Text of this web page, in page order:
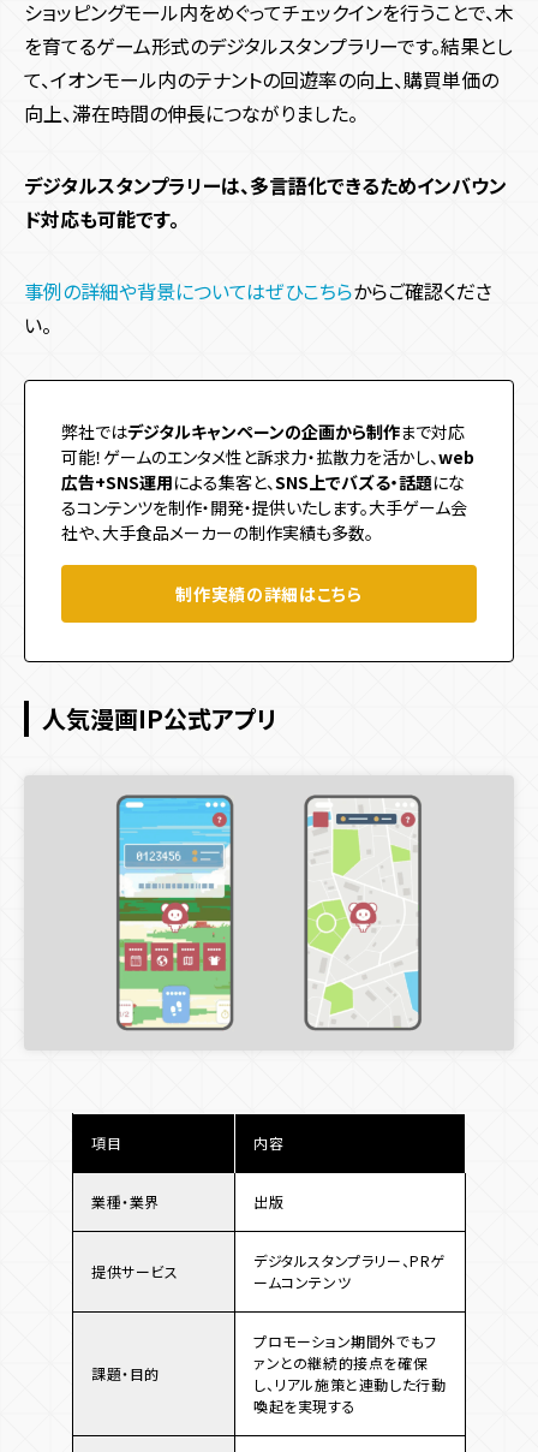
ショッピングモール内をめぐってチェックインを行うことで、木
を育てるゲーム形式のデジタルスタンプラリーです。結果とし
て、イオンモール内のテナントの回遊率の向上、購買単価の
向上、滞在時間の伸長につながりました。
デジタルスタンプラリーは、多言語化できるためインバウン
ド対応も可能です。
事例の詳細や背景についてはぜひこちらからご確認くださ
い。
弊社ではデジタルキャンペーンの企画から制作まで対応
可能！ゲームのエンタメ性と訴求力・拡散力を活かし、web
広告+SNS運用による集客と、SNS上でバズる・話題にな
るコンテンツを制作・開発・提供いたします。大手ゲーム会
社や、大手食品メーカーの制作実績も多数。
制作実績の詳細はこちら
人気漫画IP公式アプリ
項目 内容
業種・業界 出版
提供サービス
デジタルスタンプラリー、PRゲ
ームコンテンツ
課題・目的
プロモーション期間外でもフ
ァンとの継続的接点を確保
し、リアル施策と連動した行動
喚起を実現する